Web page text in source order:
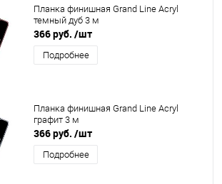
Планка финишная Grand Line Acryl
темный дуб 3 м
366 руб. /шт
Подробнее
Планка финишная Grand Line Acryl
графит 3 м
366 руб. /шт
Подробнее